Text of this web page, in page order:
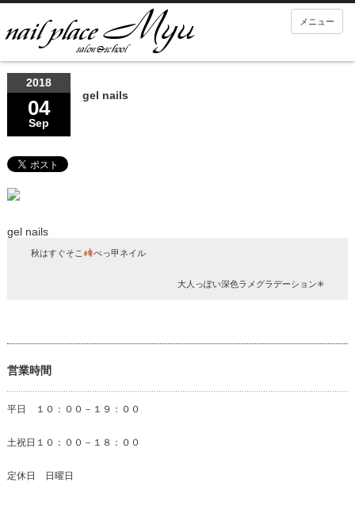
メニュー
2018
04
Sep
gel nails
gel nails
秋はすぐそこ べっ甲ネイル
大人っぽい深色ラメグラデーション✳︎
営業時間
平日 １０：００－１９：００
土祝日１０：００－１８：００
定休日 日曜日